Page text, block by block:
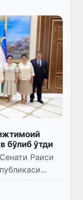
бўлиб ўтди
Раиси
Ведат
қабул